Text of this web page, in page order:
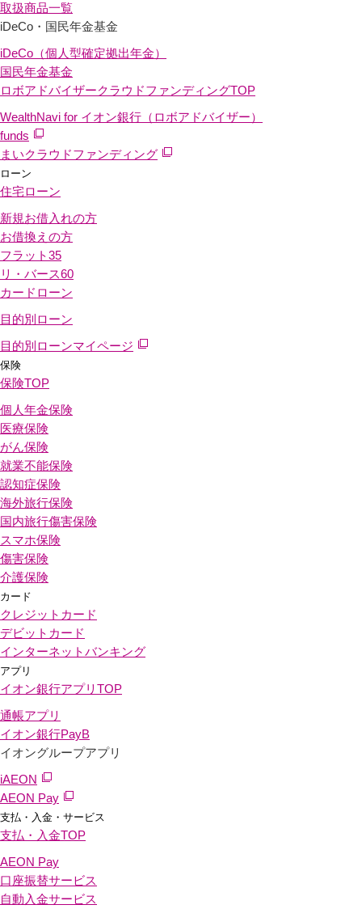
取扱商品一覧
iDeCo・国民年金基金
iDeCo（個人型確定拠出年金）
国民年金基金
ロボアドバイザークラウドファンディングTOP
WealthNavi for イオン銀行（ロボアドバイザー）
funds
まいクラウドファンディング
ローン
住宅ローン
新規お借入れの方
お借換えの方
フラット35
リ・バース60
カードローン
目的別ローン
目的別ローンマイページ
保険
保険TOP
個人年金保険
医療保険
がん保険
就業不能保険
認知症保険
海外旅行保険
国内旅行傷害保険
スマホ保険
傷害保険
介護保険
カード
クレジットカード
デビットカード
インターネットバンキング
アプリ
イオン銀行アプリ TOP
通帳アプリ
イオン銀行PayB
イオングループアプリ
iAEON
AEON Pay
支払・入金・サービス
支払・入金TOP
AEON Pay
口座振替サービス
自動入金サービス